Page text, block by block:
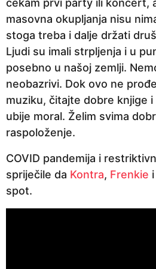
masovna okupljanja nisu
stoga treba i dalje držati
Ljudi su imali strpljenja i u
posebno u našoj zemlji.
neobazrivi. Dok ovo ne
muziku, čitajte dobre knjige
ubije moral. Želim svima
raspoloženje.
COVID pandemija i
spriječile da Kontra, Frenkie i
spot.